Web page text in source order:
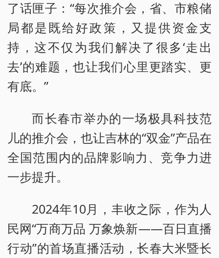
了话匣子：“每次推介会，省、市粮储
局都是既给好政策，又提供资金支
持，这不仅为我们解决了很多‘走出
去’的难题，也让我们心里更踏实、更
有底。”
而长春市举办的一场极具科技范
儿的推介会，也让吉林的“双金”产品在
全国范围内的品牌影响力、竞争力进
一步提升。
2024年10月，丰收之际，作为人
民网“万商万品 万象焕新——百日直播
行动”的首场直播活动，长春大米暨长